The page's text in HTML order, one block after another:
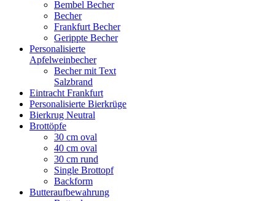
Bembel Becher
Becher
Frankfurt Becher
Gerippte Becher
Personalisierte
Apfelweinbecher
Becher mit Text
Salzbrand
Eintracht Frankfurt
Personalisierte Bierkrüge
Bierkrug Neutral
Brottöpfe
30 cm oval
40 cm oval
30 cm rund
Single Brottopf
Backform
Butteraufbewahrung